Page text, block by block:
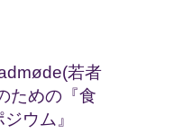
若者
ための『食
ウム』